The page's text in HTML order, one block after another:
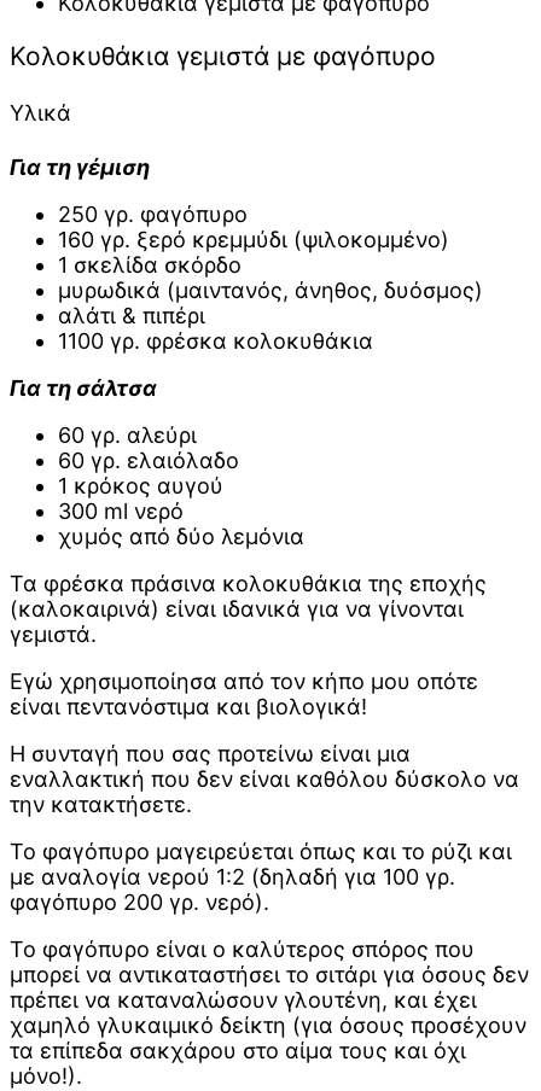
Κολοκυθάκια γεμιστά με φαγόπυρο
Υλικά
Για τη γέμιση
250 γρ. φαγόπυρο
160 γρ. ξερό κρεμμύδι (ψιλοκομμένο)
1 σκελίδα σκόρδο
μυρωδικά (μαιντανός, άνηθος, δυόσμος)
αλάτι & πιπέρι
1100 γρ. φρέσκα κολοκυθάκια
Για τη σάλτσα
60 γρ. αλεύρι
60 γρ. ελαιόλαδο
1 κρόκος αυγού
300 ml νερό
χυμός από δύο λεμόνια
Τα φρέσκα πράσινα κολοκυθάκια της εποχής
(καλοκαιρινά) είναι ιδανικά για να γίνονται
γεμιστά.
Εγώ χρησιμοποίησα από τον κήπο μου οπότε
είναι πεντανόστιμα και βιολογικά!
Η συνταγή που σας προτείνω είναι μια
εναλλακτική που δεν είναι καθόλου δύσκολο να
την κατακτήσετε.
Το φαγόπυρο μαγειρεύεται όπως και το ρύζι και
με αναλογία νερού 1:2 (δηλαδή για 100 γρ.
φαγόπυρο 200 γρ. νερό).
Το φαγόπυρο είναι ο καλύτερος σπόρος που
μπορεί να αντικαταστήσει το σιτάρι για όσους δεν
πρέπει να καταναλώσουν γλουτένη, και έχει
χαμηλό γλυκαιμικό δείκτη (για όσους προσέχουν
τα επίπεδα σακχάρου στο αίμα τους και όχι
μόνο!).